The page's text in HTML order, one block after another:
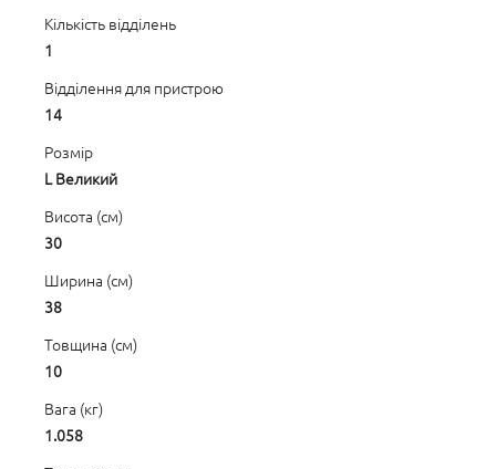
Кількість відділень
1
Відділення для пристрою
14
Розмір
L Великий
Висота (см)
30
Ширина (см)
38
Товщина (см)
10
Вага (кг)
1.058